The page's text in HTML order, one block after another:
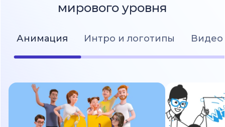
мирового уровня
Анимация Интро и логотипы Видео